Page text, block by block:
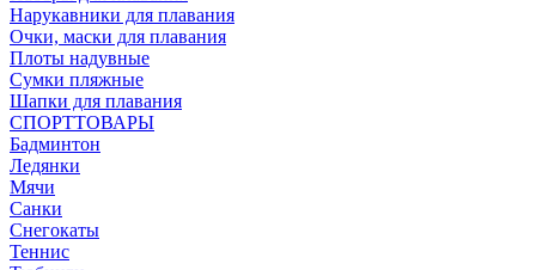
Нарукавники для плавания
Очки, маски для плавания
Плоты надувные
Сумки пляжные
Шапки для плавания
СПОРТТОВАРЫ
Бадминтон
Ледянки
Мячи
Санки
Снегокаты
Теннис